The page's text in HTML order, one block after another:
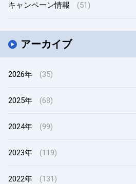
キャンペーン情報 (51)
アーカイブ
2026年 (35)
2025年 (68)
2024年 (99)
2023年 (119)
2022年 (131)